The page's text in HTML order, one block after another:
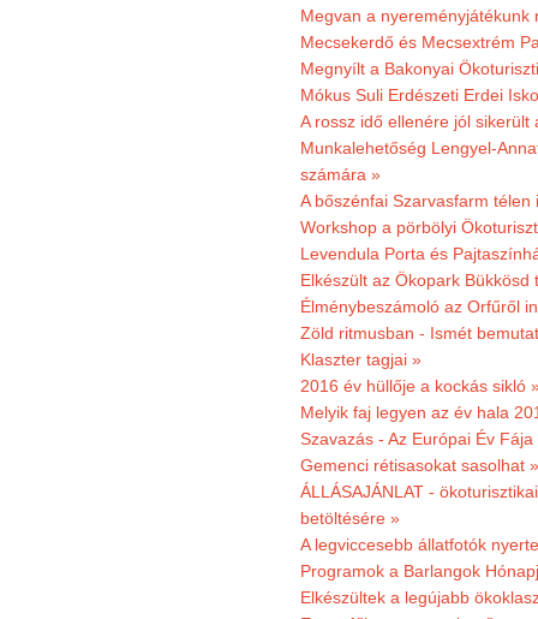
Megvan a nyereményjátékunk
Mecsekerdő és Mecsextrém
Megnyílt a Bakonyai
Mókus Suli Erdészeti Erdei
A rossz idő ellenére jól sikerült
Munkalehetőség Lengyel-
számára »
A bőszénfai Szarvasfarm
Workshop a pörbölyi
Levendula Porta és
Elkészült az Ökopark
Élménybeszámoló az Orfűről
Zöld ritmusban - Ismét
Klaszter tagjai »
2016 év hüllője a kockás sikló
Melyik faj legyen az év hala
Szavazás - Az Európai Év
Gemenci rétisasokat sasolhat »
ÁLLÁSAJÁNLAT -
betöltésére »
A legviccesebb állatfotók
Programok a Barlangok
Elkészültek a legújabb